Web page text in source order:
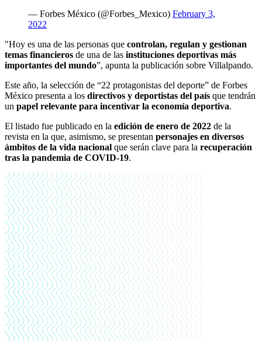
— Forbes México (@Forbes_Mexico) February 3,
2022
"Hoy es una de las personas que controlan, regulan y gestionan
temas financieros de una de las instituciones deportivas más
importantes del mundo”, apunta la publicación sobre Villalpando.
Este año, la selección de “22 protagonistas del deporte” de Forbes
México presenta a los directivos y deportistas del país que tendrán
un papel relevante para incentivar la economía deportiva.
El listado fue publicado en la edición de enero de 2022 de la
revista en la que, asimismo, se presentan personajes en diversos
ámbitos de la vida nacional que serán clave para la recuperación
tras la pandemia de COVID-19.